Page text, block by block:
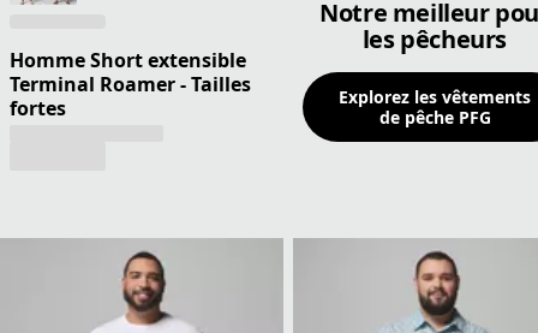
Homme Short extensible
Terminal Roamer - Tailles
fortes
Notre meilleur
les pêcheurs
Explorez les vêtements
de pêche PFG